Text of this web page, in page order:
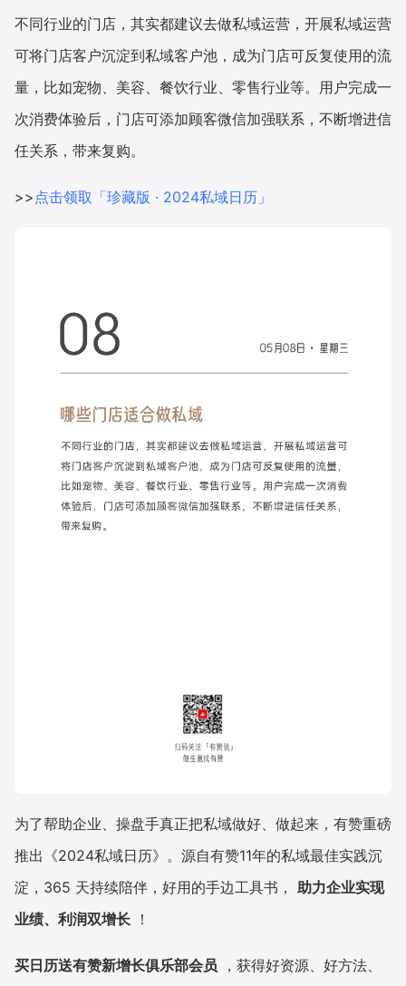
新零售资讯
培训课程
合作共进
认证服务商 设计服务商
有赞云 数据通服务
不同行业的门店，其实都建议去做私域运营，开展私域运营
可将门店客户沉淀到私域客户池，成为门店可反复使用的流
量，比如宠物、美容、餐饮行业、零售行业等。用户完成一
次消费体验后，门店可添加顾客微信加强联系，不断增进信
任关系，带来复购。
>> 点击领取「珍藏版 · 2024私域日历」
为了帮助企业、操盘手真正把私域做好、做起来，有赞重磅
推出《2024私域日历》。源自有赞11年的私域最佳实践沉
淀，365 天持续陪伴，好用的手边工具书， 助力企业实现
业绩、利润双增长 ！
买日历送有赞新增长俱乐部会员 ，获得好资源、好方法、